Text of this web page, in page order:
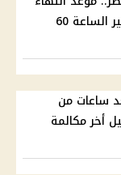
التوقيت الصيفي وكيفية تأخير الساعة 60
ساعات من
أخر مكالمة